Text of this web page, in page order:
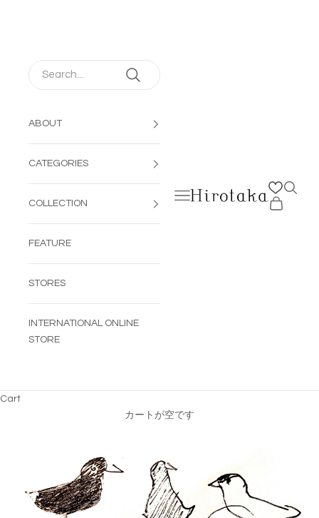
Hirotaka Jewelry | 公式オン
メニューを開く
検索を
カートを
ABOUT
CATEGORIES
COLLECTION
FEATURE
STORES
INTERNATIONAL ONLINE
STORE
Cart
カートが空です